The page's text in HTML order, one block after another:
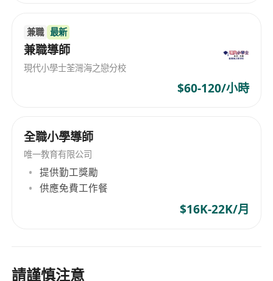
兼職 最新
兼職導師
現代小學士荃灣海之戀分校
$60-120/小時
全職小學導師
唯一教育有限公司
提供勤工獎勵
供應免費工作餐
$16K-22K/月
請謹慎注意